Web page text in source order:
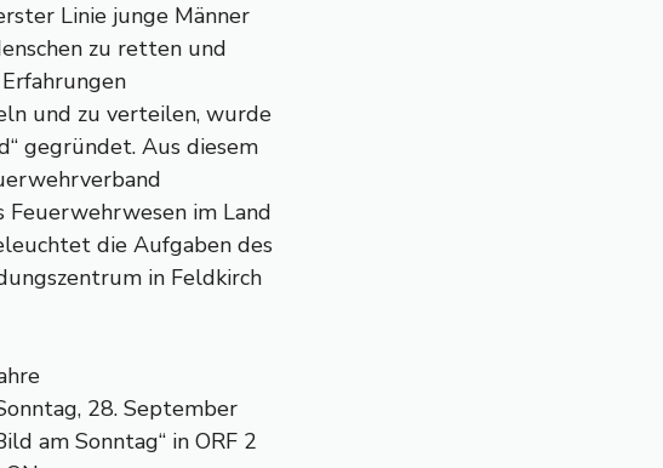
Linie junge Männer
zu retten und
und zu verteilen, wurde
gegründet. Aus diesem
Feuerwehrwesen im Land
die Aufgaben des
in Feldkirch
28. September
am Sonntag“ in ORF 2